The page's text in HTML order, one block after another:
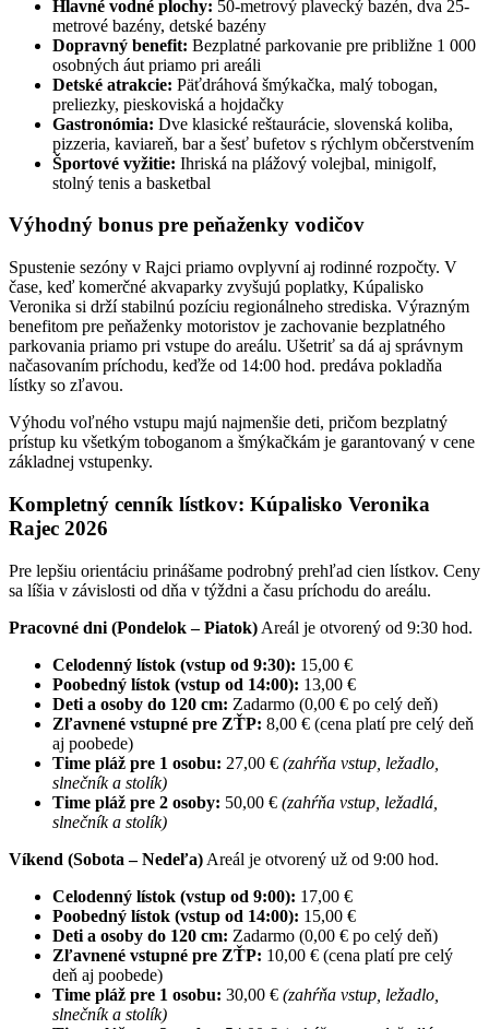
Hlavné vodné plochy: 50-metrový plavecký bazén, dva 25-
metrové bazény, detské bazény
Dopravný benefit: Bezplatné parkovanie pre približne 1 000
osobných áut priamo pri areáli
Detské atrakcie: Päťdráhová šmýkačka, malý tobogan,
preliezky, pieskoviská a hojdačky
Gastronómia: Dve klasické reštaurácie, slovenská koliba,
pizzeria, kaviareň, bar a šesť bufetov s rýchlym občerstvením
Športové vyžitie: Ihriská na plážový volejbal, minigolf,
stolný tenis a basketbal
Výhodný bonus pre peňaženky vodičov
Spustenie sezóny v Rajci priamo ovplyvní aj rodinné rozpočty. V
čase, keď komerčné akvaparky zvyšujú poplatky, Kúpalisko
Veronika si drží stabilnú pozíciu regionálneho strediska. Výrazným
benefitom pre peňaženky motoristov je zachovanie bezplatného
parkovania priamo pri vstupe do areálu. Ušetriť sa dá aj správnym
načasovaním príchodu, keďže od 14:00 hod. predáva pokladňa
lístky so zľavou.
Výhodu voľného vstupu majú najmenšie deti, pričom bezplatný
prístup ku všetkým toboganom a šmýkačkám je garantovaný v cene
základnej vstupenky.
Kompletný cenník lístkov: Kúpalisko Veronika
Rajec 2026
Pre lepšiu orientáciu prinášame podrobný prehľad cien lístkov. Ceny
sa líšia v závislosti od dňa v týždni a času príchodu do areálu.
Pracovné dni (Pondelok – Piatok) Areál je otvorený od 9:30 hod.
Celodenný lístok (vstup od 9:30): 15,00 €
Poobedný lístok (vstup od 14:00): 13,00 €
Deti a osoby do 120 cm: Zadarmo (0,00 € po celý deň)
Zľavnené vstupné pre ZŤP: 8,00 € (cena platí pre celý deň
aj poobede)
Time pláž pre 1 osobu: 27,00 € (zahŕňa vstup, ležadlo,
slnečník a stolík)
Time pláž pre 2 osoby: 50,00 € (zahŕňa vstup, ležadlá,
slnečník a stolík)
Víkend (Sobota – Nedeľa) Areál je otvorený už od 9:00 hod.
Celodenný lístok (vstup od 9:00): 17,00 €
Poobedný lístok (vstup od 14:00): 15,00 €
Deti a osoby do 120 cm: Zadarmo (0,00 € po celý deň)
Zľavnené vstupné pre ZŤP: 10,00 € (cena platí pre celý
deň aj poobede)
Time pláž pre 1 osobu: 30,00 € (zahŕňa vstup, ležadlo,
slnečník a stolík)